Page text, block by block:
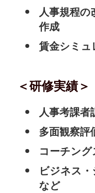
人事規程
作成
賃金シミ
＜研修実績＞
人事考課者
多面観察評
コーチン
ビジネス
など